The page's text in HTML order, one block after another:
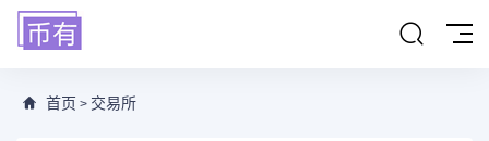
首页 > 交易所